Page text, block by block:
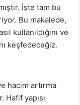
İşte tam bu
Bu makalede,
kullanıldığını ve
keşfedeceğiz.
hacim artırma
Hafif yapısı